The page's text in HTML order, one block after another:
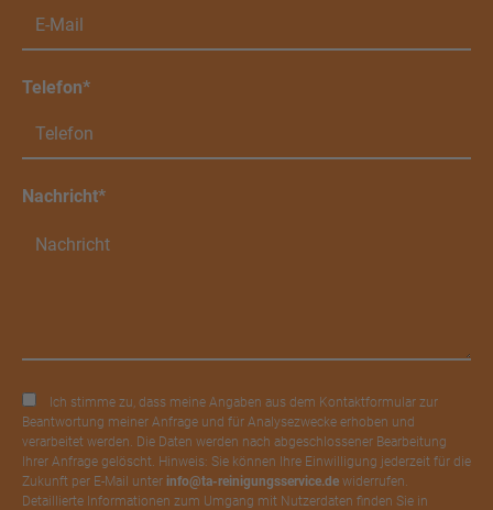
Telefon*
Nachricht*
Ich stimme zu, dass meine Angaben aus dem Kontaktformular zur
Beantwortung meiner Anfrage und für Analysezwecke erhoben und
verarbeitet werden. Die Daten werden nach abgeschlossener Bearbeitung
Ihrer Anfrage gelöscht. Hinweis: Sie können Ihre Einwilligung jederzeit für die
Zukunft per E-Mail unter info@ta-reinigungsservice.de widerrufen.
Detaillierte Informationen zum Umgang mit Nutzerdaten finden Sie in